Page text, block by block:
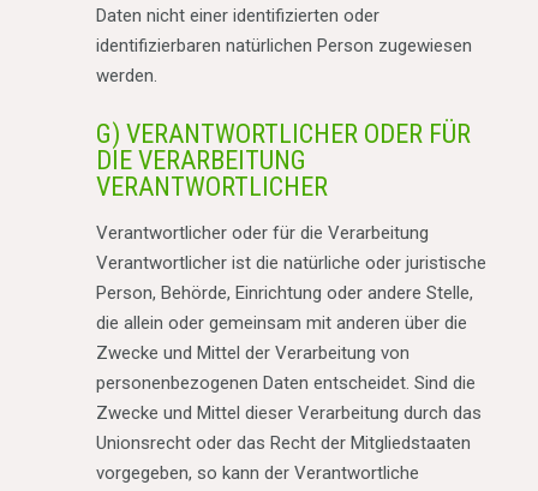
Daten nicht einer identifizierten oder
identifizierbaren natürlichen Person zugewiesen
werden.
G) VERANTWORTLICHER ODER FÜR
DIE VERARBEITUNG
VERANTWORTLICHER
Verantwortlicher oder für die Verarbeitung
Verantwortlicher ist die natürliche oder juristische
Person, Behörde, Einrichtung oder andere Stelle,
die allein oder gemeinsam mit anderen über die
Zwecke und Mittel der Verarbeitung von
personenbezogenen Daten entscheidet. Sind die
Zwecke und Mittel dieser Verarbeitung durch das
Unionsrecht oder das Recht der Mitgliedstaaten
vorgegeben, so kann der Verantwortliche